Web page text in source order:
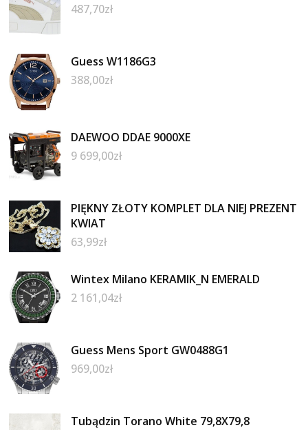
487,70zł
Guess W1186G3
388,00zł
DAEWOO DDAE 9000XE
9 699,00zł
PIĘKNY ZŁOTY KOMPLET DLA NIEJ PREZENT
KWIAT
63,99zł
Wintex Milano KERAMIK_N EMERALD
2 161,04zł
Guess Mens Sport GW0488G1
969,00zł
Tubądzin Torano White 79,8X79,8